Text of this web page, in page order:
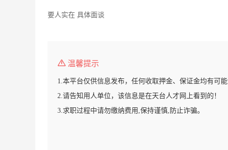
要人实在 具体面谈
温馨提示
1.本平台仅供信息发布，任何收取押金、保证金均有可
2.请告知用人单位，该信息是在天台人才网上看到的！
3.求职过程中请勿缴纳费用,保持谨慎,防止诈骗。